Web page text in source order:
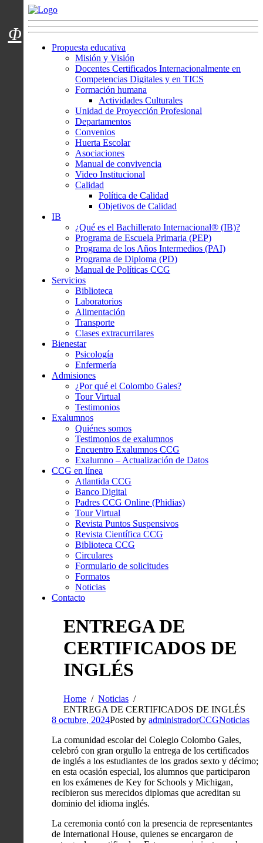
Menú usuarios
Propuesta educativa
Misión y Visión
Docentes Certificados Internacionalmente en
Competencias Digitales y en TICS
Formación humana
Actividades Culturales
Unidad de Proyección Profesional
Departamentos
Convenios
Huerta Escolar
Asociaciones
Manual de convivencia
Video Institucional
Calidad
Política de Calidad
Objetivos de Calidad
IB
¿Qué es el Bachillerato Internacional® (IB)?
Programa de Escuela Primaria (PEP)
Programa de los Años Intermedios (PAI)
Programa de Diploma (PD)
Manual de Políticas CCG
Servicios
Biblioteca
Laboratorios
Alimentación
Transporte
Clases extracurrilares
Bienestar
Psicología
Enfermería
Admisiones
¿Por qué el Colombo Gales?
Tour Virtual
Testimonios
Exalumnos
Quiénes somos
Testimonios de exalumnos
Encuentro Exalumnos CCG
Exalumno – Actualización de Datos
CCG en línea
Atlantida CCG
Banco Digital
Padres CCG Online (Phidias)
Tour Virtual
Revista Puntos Suspensivos
Revista Científica CCG
Biblioteca CCG
Circulares
Formulario de solicitudes
Formatos
Noticias
Contacto
ENTREGA DE
CERTIFICADOS DE
INGLÉS
Home
Noticias
ENTREGA DE CERTIFICADOS DE INGLÉS
8 octubre, 2024Posted by administradorCCGNoticias
La comunidad escolar del Colegio Colombo Gales,
celebró con gran orgullo la entrega de los certificados
de inglés a los estudiantes de los grados sexto y décimo;
en esta ocasión especial, los alumnos que participaron
en los exámenes de Key for Schools y Michigan,
recibieron sus merecidos diplomas que acreditan su
dominio del idioma inglés.
La ceremonia contó con la presencia de representantes
de International House, quienes se encargaron de
Φ